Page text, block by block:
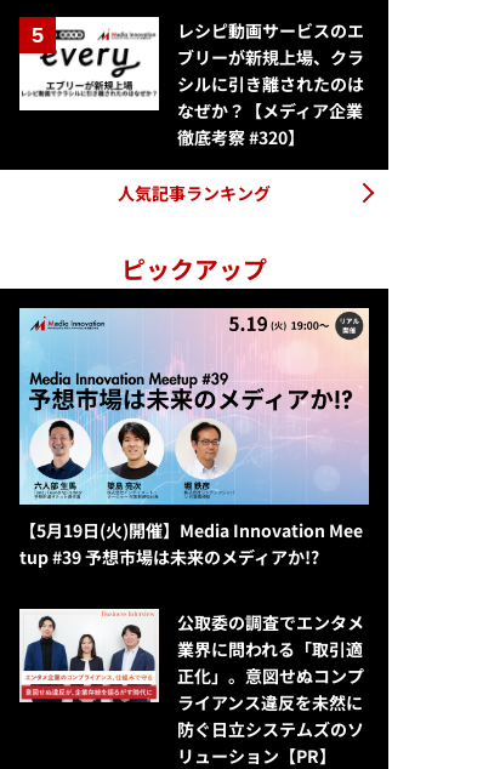
レシピ動画サービスのエ
ブリーが新規上場、クラ
シルに引き離されたのは
なぜか？【メディア企業
徹底考察 #320】
人気記事ランキング
ピックアップ
【5月19日(火)開催】Media Innovation Mee
tup #39 予想市場は未来のメディアか!?
公​​取委の調査でエンタメ
業界に問われる「取引適
正化」。意図せぬコンプ
ライアンス違反を未然に
防ぐ日立システムズのソ
リューション​【PR】